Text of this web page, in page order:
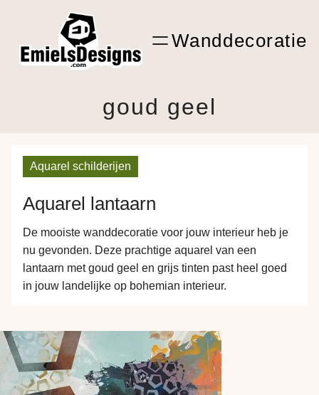
inhoud
Shop Kunst
Wanddecoratie
goud geel
Aquarel schilderijen
Aquarel lantaarn
De mooiste wanddecoratie voor jouw interieur heb je
nu gevonden. Deze prachtige aquarel van een
lantaarn met goud geel en grijs tinten past heel goed
in jouw landelijke op bohemian interieur.